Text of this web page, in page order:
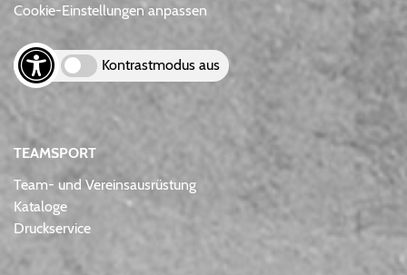
Cookie-Einstellungen anpassen
Kontrastmodus aus
TEAMSPORT
Team- und Vereinsausrüstung
Kataloge
Druckservice